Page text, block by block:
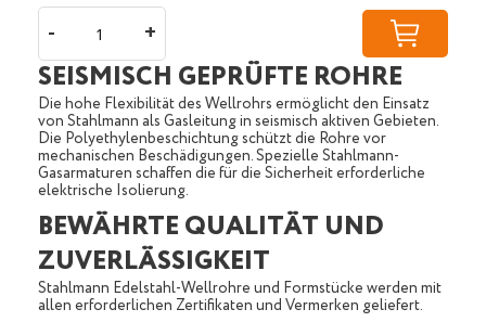
- +
SEISMISCH GEPRÜFTE ROHRE
Die hohe Flexibilität des Wellrohrs ermöglicht den Einsatz
von Stahlmann als Gasleitung in seismisch aktiven Gebieten.
Die Polyethylenbeschichtung schützt die Rohre vor
mechanischen Beschädigungen. Spezielle Stahlmann-
Gasarmaturen schaffen die für die Sicherheit erforderliche
elektrische Isolierung.
BEWÄHRTE QUALITÄT UND
ZUVERLÄSSIGKEIT
Stahlmann Edelstahl-Wellrohre und Formstücke werden mit
allen erforderlichen Zertifikaten und Vermerken geliefert.